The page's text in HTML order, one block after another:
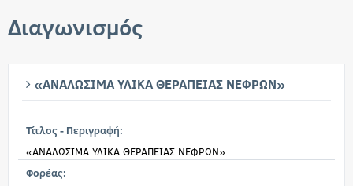
Διαγωνισμός
«ΑΝΑΛΩΣΙΜΑ ΥΛΙΚΑ ΘΕΡΑΠΕΙΑΣ ΝΕΦΡΩΝ»
Τίτλος - Περιγραφή:
«ΑΝΑΛΩΣΙΜΑ ΥΛΙΚΑ ΘΕΡΑΠΕΙΑΣ ΝΕΦΡΩΝ»
Φορέας: